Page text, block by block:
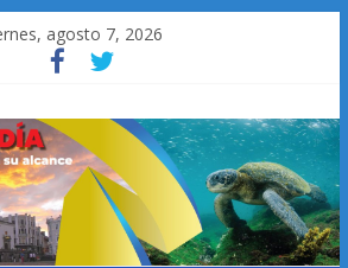
agosto 7, 2026